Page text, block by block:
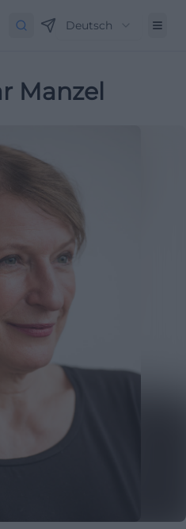
Deutsch
Manzel